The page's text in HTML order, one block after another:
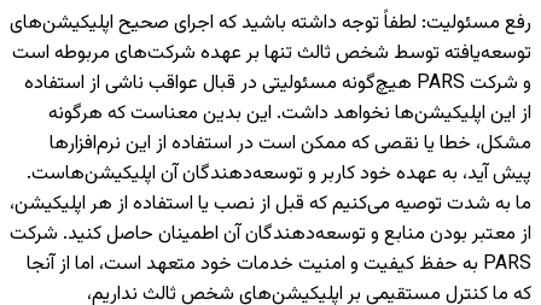
رفع مسئولیت: لطفاً توجه داشته باشید که اجرای صحیح اپلیکیشن‌های
توسعه‌یافته توسط شخص ثالث تنها بر عهده شرکت‌های مربوطه است
و شرکت PARS هیچ‌گونه مسئولیتی در قبال عواقب ناشی از استفاده
از این اپلیکیشن‌ها نخواهد داشت. این بدین معناست که هرگونه
مشکل، خطا یا نقصی که ممکن است در استفاده از این نرم‌افزارها
پیش آید، به عهده خود کاربر و توسعه‌دهندگان آن اپلیکیشن‌هاست.
ما به شدت توصیه می‌کنیم که قبل از نصب یا استفاده از هر اپلیکیشن،
از معتبر بودن منابع و توسعه‌دهندگان آن اطمینان حاصل کنید. شرکت
PARS به حفظ کیفیت و امنیت خدمات خود متعهد است، اما از آنجا
که ما کنترل مستقیمی بر اپلیکیشن‌های شخص ثالث نداریم،